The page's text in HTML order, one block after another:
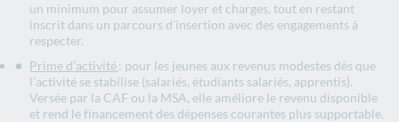
un minimum pour assumer loyer et charges, tout en restant
inscrit dans un parcours d’insertion avec des engagements à
respecter.
Prime d’activité: pour les jeunes aux revenus modestes dès que
l’activité se stabilise (salariés, étudiants salariés, apprentis).
Versée par la CAF ou la MSA, elle améliore le revenu disponible
et rend le financement des dépenses courantes plus supportable.